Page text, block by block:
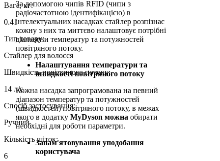
За допомогою чипів RFID (чипи з
радіочастотною ідентифікацією) в
інтелектуальних насадках стайлер розпізнає
кожну з них та миттєво налаштовує потрібні
діапазони температур та потужностей
повітряного потоку.
Налаштування температури та
швидкості повітряного потоку
Кожна насадка запрограмована на певний
діапазон температур та потужностей
(швидкостей) повітряного потоку, в межах
якого в додатку MyDyson можна обирати
необхідні для роботи параметри.
Запам'ятовування уподобання
користувача
Вага, кг:
0.41
Тип товару:
Стайлер для волосся
Швидкість повітряного потоку:
14 л/с
Спосіб застосування:
Ручний
Кількість щіток:
6